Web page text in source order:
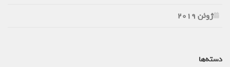
ژوئن 2019
دسته‌ها